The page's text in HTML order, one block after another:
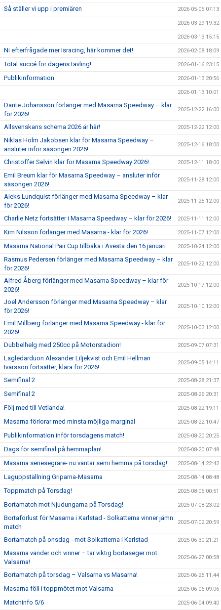
Så ställer vi upp i premiären 2026-05-06 07:13
2026-03-29 19:32
2026-03-13 15:15
Ni efterfrågade mer Isracing, här kommer det! 2026-02-08 18:09
Total succé för dagens tävling! 2026-01-16 23:15
Publikinformation 2026-01-13 20:56
2026-01-13 10:01
Dante Johansson förlänger med Masarna Speedway – klar
för 2026!
2025-12-22 16:00
Allsvenskans schema 2026 är här! 2025-12-22 12:00
Niklas Holm Jakobsen klar för Masarna Speedway –
ansluter inför säsongen 2026!
2025-12-16 18:00
Christoffer Selvin klar för Masarna Speedway 2026! 2025-12-11 18:00
Emil Breum klar för Masarna Speedway – ansluter inför
säsongen 2026!
2025-11-28 12:00
Aleks Lundquist förlänger med Masarna Speedway – klar
för 2026!
2025-11-25 12:00
Charlie Netz fortsätter i Masarna Speedway – klar för 2026! 2025-11-11 12:00
Kim Nilsson förlänger med Masarna - klar för 2026! 2025-11-07 12:00
Masarna National Pair Cup tillbaka i Avesta den 16 januari 2025-10-24 12:00
Rasmus Pedersen förlänger med Masarna Speedway – klar
för 2026!
2025-10-22 12:00
Alfred Åberg förlänger med Masarna Speedway – klar för
2026!
2025-10-17 12:00
Joel Andersson förlänger med Masarna Speedway – klar
för 2026!
2025-10-10 12:00
Emil Millberg förlänger med Masarna Speedway - klar för
2026!
2025-10-03 12:00
Dubbelhelg med 250cc på Motorstadion! 2025-09-07 07:31
Lagledarduon Alexander Liljekvist och Emil Hellman
Ivarsson fortsätter, klara för 2026!
2025-09-05 14:11
Semifinal 2 2025-08-28 21:37
Semifinal 2 2025-08-26 20:31
Följ med till Vetlanda! 2025-08-22 19:11
Masarna förlorar med minsta möjliga marginal 2025-08-22 10:47
Publikinformation inför torsdagens match! 2025-08-20 20:25
Dags för semifinal på hemmaplan! 2025-08-20 07:48
Masarna seriesegrare- nu väntar semi hemma på torsdag! 2025-08-14 22:42
Laguppställning Griparna-Masarna 2025-08-14 08:48
Toppmatch på Torsdag! 2025-08-06 00:51
Bortamatch mot Njudungarna på Torsdag! 2025-07-08 23:02
Bortaförlust för Masarna i Karlstad - Solkatterna vinner jämn
match
2025-07-02 20:59
Bortamatch på onsdag - mot Solkatterna i Karlstad 2025-06-30 21:21
Masarna vänder och vinner – tar viktig bortaseger mot
Valsarna!
2025-06-27 00:58
Bortamatch på torsdag – Valsarna vs Masarna! 2025-06-25 11:44
Masarna föll i toppmötet mot Valsarna 2025-06-06 09:06
Matchinfo 5/6 2025-06-04 09:40